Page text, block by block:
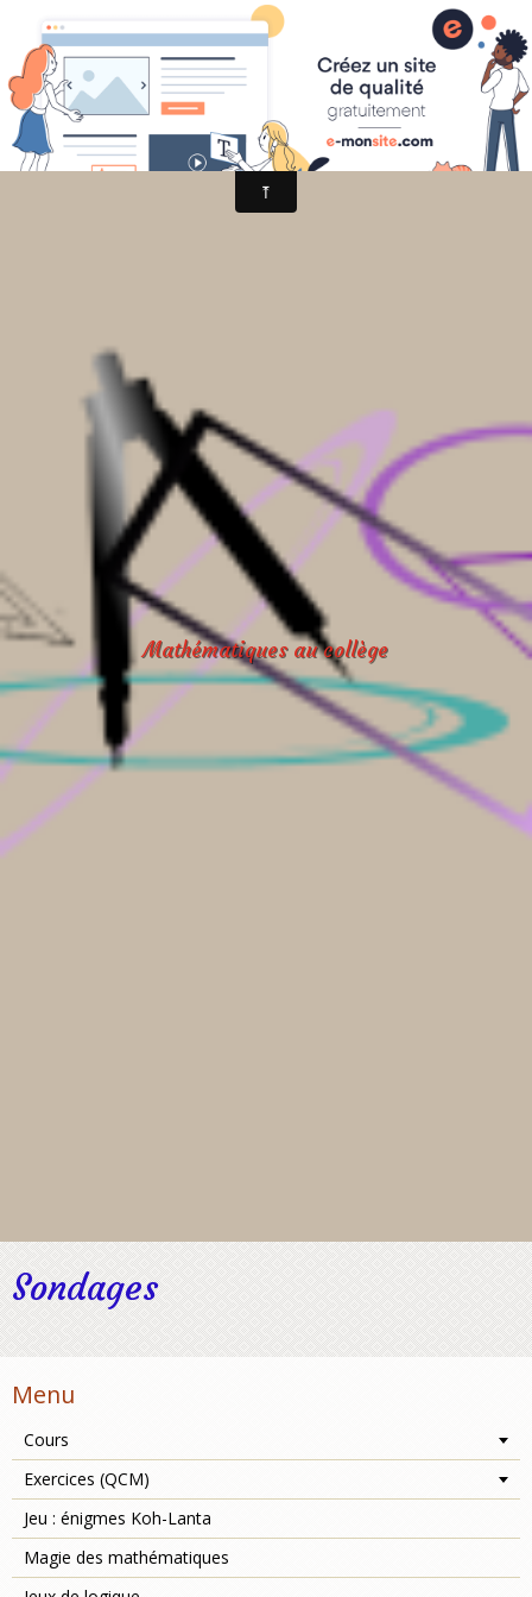
Mathématiques au collège
Mathématiques au collège
Sondages
Menu
Cours
Exercices (QCM)
Jeu : énigmes Koh-Lanta
Magie des mathématiques